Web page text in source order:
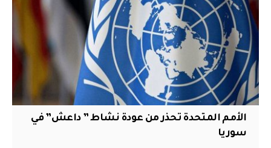
الأمم المتحدة تحذر من عودة نشاط ” داعش” في
سوريا